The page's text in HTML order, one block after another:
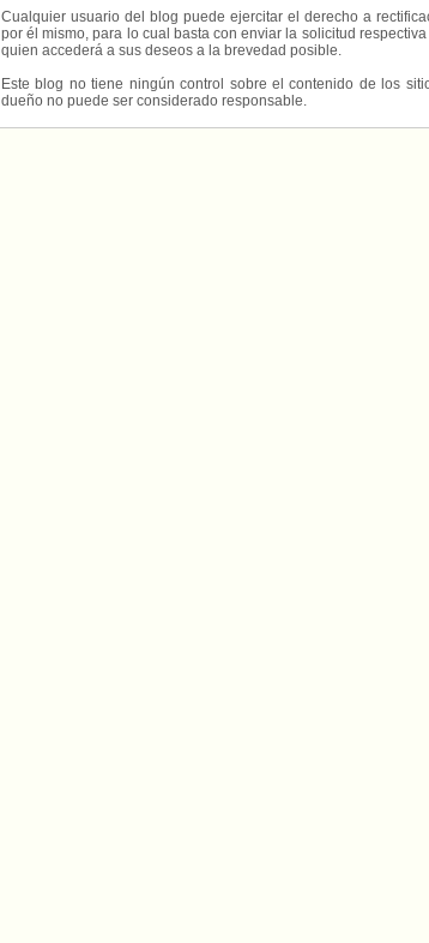
Cualquier usuario del blog puede ejercitar el derecho a
por él mismo, para lo cual basta con enviar la solicitud
quien accederá a sus deseos a la brevedad posible.
Este blog no tiene ningún control sobre el contenido de los
dueño no puede ser considerado responsable.